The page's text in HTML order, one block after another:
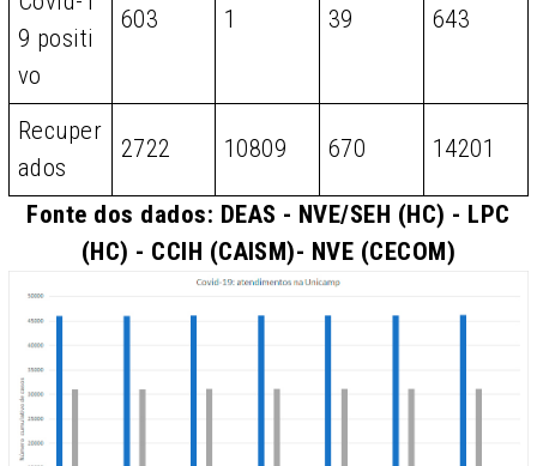
9 positi
vo
603 1 39 643
Recuper
ados
2722 10809 670 14201
Fonte dos dados: DEAS - NVE/SEH (HC) - LPC
(HC) - CCIH (CAISM)- NVE (CECOM)